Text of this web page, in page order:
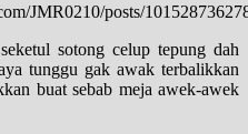
JMR0210/posts/
sotong celup tepung dah
tunggu gak awak terbalikkan
buat sebab meja awek-awek